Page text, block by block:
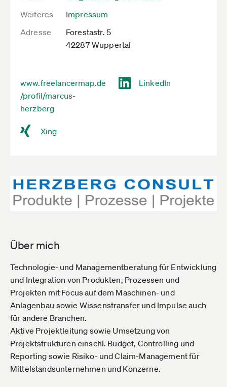
Weiteres
Impressum
Adresse
Forestastr. 5
42287 Wuppertal
www.freelancermap.de
/profil/marcus-
herzberg
LinkedIn
Xing
Über mich
Technologie- und Managementberatung für Entwicklung
und Integration von Produkten, Prozessen und
Projekten mit Focus auf dem Maschinen- und
Anlagenbau sowie Wissenstransfer und Impulse auch
für andere Branchen.
Aktive Projektleitung sowie Umsetzung von
Projektstrukturen einschl. Budget, Controlling und
Reporting sowie Risiko- und Claim-Management für
Mittelstandsunternehmen und Konzerne.